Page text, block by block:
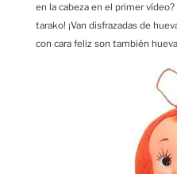
en la cabeza en el primer vídeo?
tarako! ¡Van disfrazadas de
con cara feliz son también